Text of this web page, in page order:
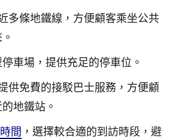
多條地鐵線，方便顧客乘坐公共
車場，提供充足的停車位。
供免費的接駁巴士服務，方便顧
地鐵站。
間 ，選擇較合適的到訪時段，避